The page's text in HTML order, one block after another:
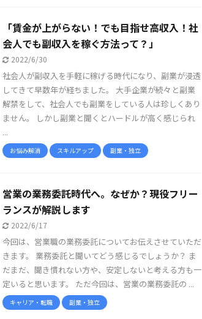
「賃金が上がらない！でも目指せ高収入！社
会人でも副収入を稼ぐ方法って？」
2022/6/30
社会人が副収入を手軽に稼げる時代になり、副業が浸透
してきて早数年が経ちました。 大手企業が続々と副業
解禁をして、社会人でも副業をしている人は珍しくあり
ません。 しかし副業と聞くとハードルが高く感じられ
...
お悩み解消 スキルアップ 副業・独立
営業の業務委託時代へ。なぜか？現役フリー
ランスが解説します
2022/6/17
今回は、営業職の業務委託についてお伝えさせていただ
きます。 業務委託と聞いてどう感じるでしょうか？ ま
だまだ、聞き慣れない方や、安定しないと考える方も一
定いると思います。 ただ今回は、営業の業務委託の ...
キャリア・転職 副業・独立